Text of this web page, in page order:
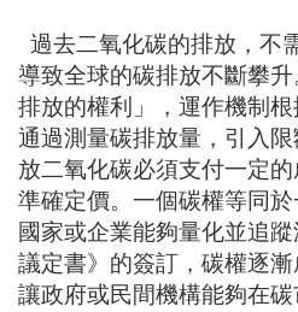
過去二氧化碳的排放，不
導致全球的碳排放不斷攀
排放的權利」，運作機制根
通過測量碳排放量，引入
放二氧化碳必須支付一定
準確定價。一個碳權等同
國家或企業能夠量化並追
議定書》的簽訂，碳權逐漸
讓政府或民間機構能夠在